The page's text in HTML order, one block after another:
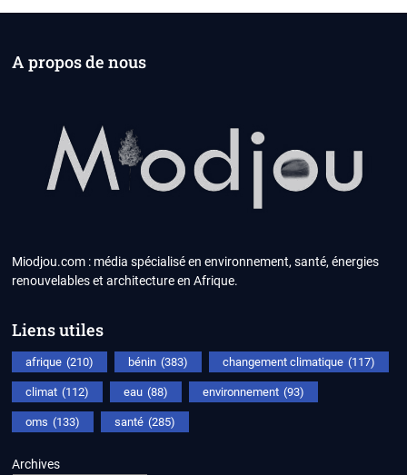
A propos de nous
Miodjou.com : média spécialisé en environnement, santé, énergies
renouvelables et architecture en Afrique.
Liens utiles
afrique (210) bénin (383) changement climatique (117)
climat (112) eau (88) environnement (93)
oms (133) santé (285)
Archives